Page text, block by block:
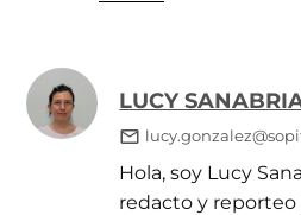
LUCY
Hola, soy Lucy
redacto y reporteo